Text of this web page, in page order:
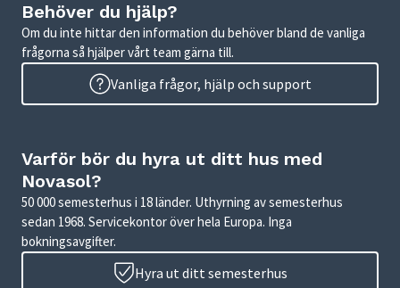
Behöver du hjälp?
Om du inte hittar den information du behöver bland de vanliga
frågorna så hjälper vårt team gärna till.
Vanliga frågor, hjälp och support
Varför bör du hyra ut ditt hus med
Novasol?
50 000 semesterhus i 18 länder. Uthyrning av semesterhus
sedan 1968. Servicekontor över hela Europa. Inga
bokningsavgifter.
Hyra ut ditt semesterhus